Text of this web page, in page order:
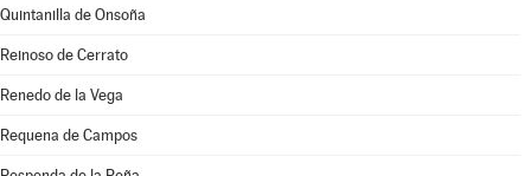
Quintanilla de Onsoña
Reinoso de Cerrato
Renedo de la Vega
Requena de Campos